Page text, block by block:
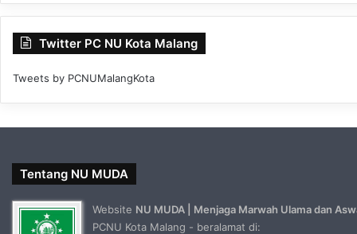
Twitter PC NU Kota Malang
Tweets by PCNUMalangKota
Tentang NU MUDA
Website NU MUDA | Menjaga Marwah Ulama dan
PCNU Kota Malang - beralamat di: